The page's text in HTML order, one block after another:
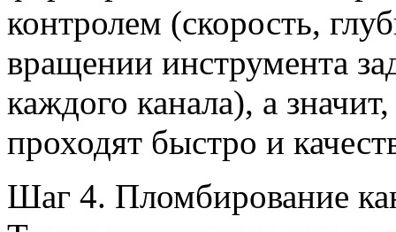
контролем (скорость,
вращении инструмента
каждого канала), а
проходят быстро и
Шаг 4. Пломбирование